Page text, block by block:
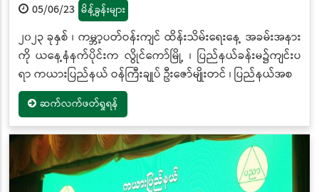
05/06/23 မိန့်ခွန်းများ
၂၀၂၃ ခုနှစ် ၊ ကမ္ဘာ့ပတ်ဝန်းကျင် ထိန်းသိမ်းရေးနေ့ အခမ်းအနား
ကို ယနေ့နံနက်ပိုင်းက လွိုင်ကော်မြို့ ၊ ပြည်နယ်ခန်းမ၌ကျင်းပ
ရာ ကယားပြည်နယ် ဝန်ကြီးချုပ် ဦးဇော်မျိုးတင် ၊ ပြည်နယ်အစ
ဆက်လက်ဖတ်ရှုရန်